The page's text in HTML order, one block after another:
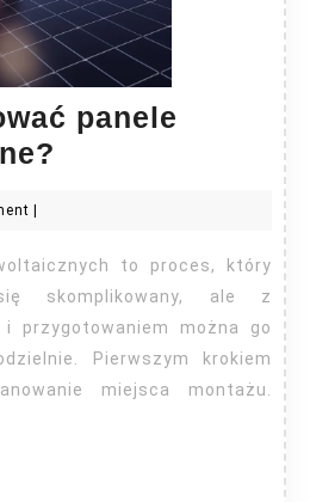
panele
fotowoltaiczne?
skomplikowany, ale z
i przygotowaniem można go
Pierwszym krokiem
miejsca montażu.